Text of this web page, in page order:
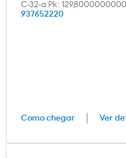
C-32-a Pk:
937652220
Como chegar Ver